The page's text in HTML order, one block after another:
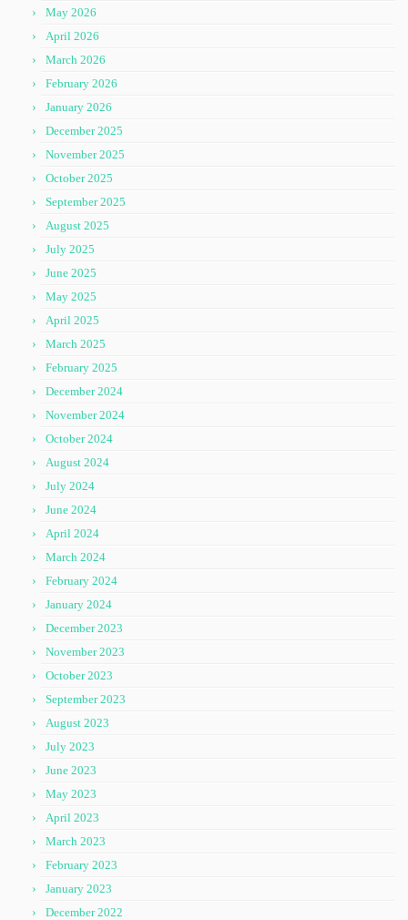
May 2026
April 2026
March 2026
February 2026
January 2026
December 2025
November 2025
October 2025
September 2025
August 2025
July 2025
June 2025
May 2025
April 2025
March 2025
February 2025
December 2024
November 2024
October 2024
August 2024
July 2024
June 2024
April 2024
March 2024
February 2024
January 2024
December 2023
November 2023
October 2023
September 2023
August 2023
July 2023
June 2023
May 2023
April 2023
March 2023
February 2023
January 2023
December 2022